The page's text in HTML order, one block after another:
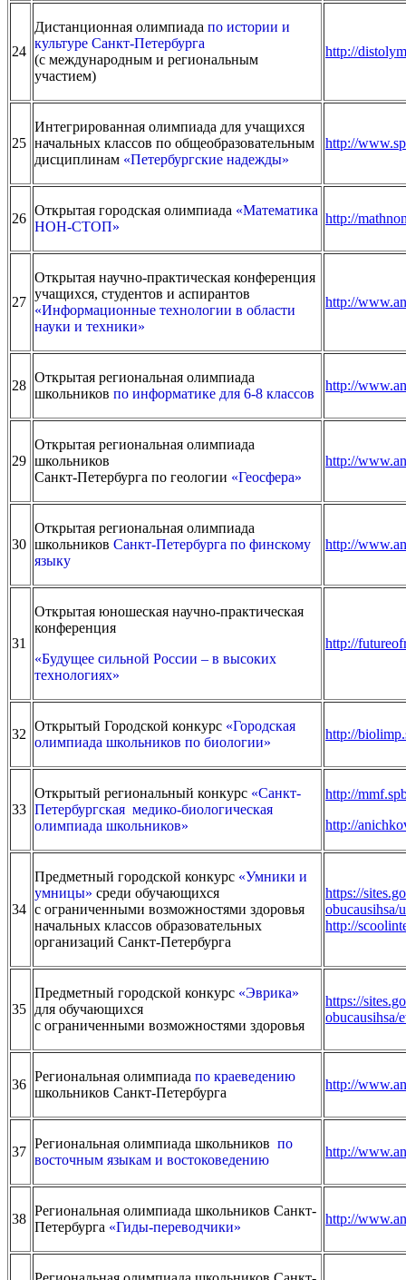
24
Дистанционная олимпиада по истории и
культуре Санкт-Петербурга
(с международным и региональным
участием)
http://
25
Интегрированная олимпиада для учащихся
начальных классов по общеобразовательным
дисциплинам «Петербургские надежды»
http://
26
Открытая городская олимпиада «Математика
НОН-СТОП»
http://
27
Открытая научно-практическая конференция
учащихся, студентов и аспирантов
«Информационные технологии в области
науки и техники»
http://
28
Открытая региональная олимпиада
школьников по информатике для 6-8 классов
http://
29
Открытая региональная олимпиада
школьников
Санкт-Петербурга по геологии «Геосфера»
http://
30
Открытая региональная олимпиада
школьников Санкт-Петербурга по финскому
языку
http://
31
Открытая юношеская научно-практическая
конференция
«Будущее сильной России – в высоких
технологиях»
http://
32
Открытый Городской конкурс «Городская
олимпиада школьников по биологии»
http://
33
Открытый региональный конкурс «Санкт-
Петербургская медико-биологическая
олимпиада школьников»
http://
http://
34
Предметный городской конкурс «Умники и
умницы» среди обучающихся
с ограниченными возможностями здоровья
начальных классов образовательных
организаций Санкт-Петербурга
https://
http://
35
Предметный городской конкурс «Эврика»
для обучающихся
с ограниченными возможностями здоровья
https://
obucausihsa/
36
Региональная олимпиада по краеведению
школьников Санкт-Петербурга
http://
37
Региональная олимпиада школьников по
восточным языкам и востоковедению
http://
38
Региональная олимпиада школьников Санкт-
Петербурга «Гиды-переводчики»
http://